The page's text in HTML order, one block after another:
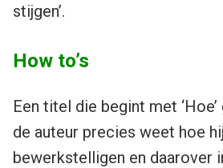
stijgen’.
How to’s
Een titel die begint met
de auteur precies weet hoe
bewerkstelligen en daarover